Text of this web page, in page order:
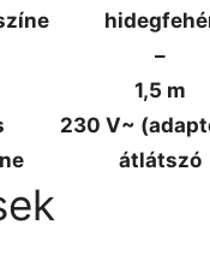
–
1,5 m
230 V~
átlátszó